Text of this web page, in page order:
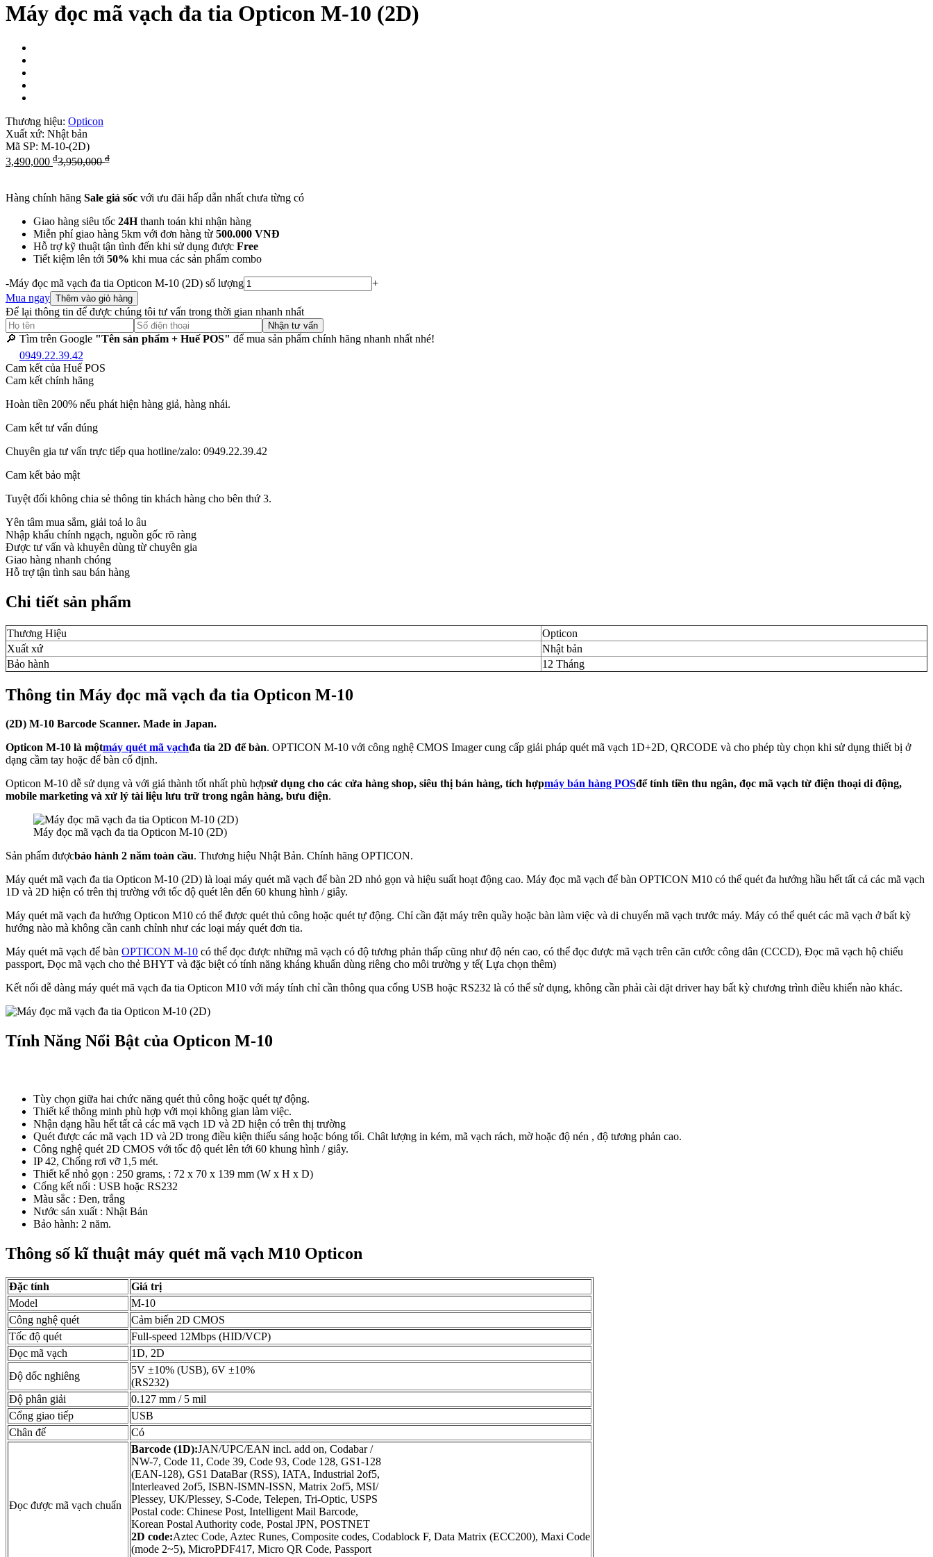
Máy đọc mã vạch đa tia Opticon M-10 (2D)
Thương hiệu: Opticon
Xuất xứ: Nhật bản
Mã SP: M-10-(2D)
3,490,000 ₫3,950,000₫
Hàng chính hãng Sale giá sốc với ưu đãi hấp dẫn nhất chưa từng có
Giao hàng siêu tốc 24Hthanh toán khi nhận hàng
Miễn phí giao hàng 5km với đơn hàng từ 500.000 VNĐ
Hỗ trợ kỹ thuật tận tình đến khi sử dụng được Free
Tiết kiệm lên tới 50% khi mua các sản phẩm combo
-Máy đọc mã vạch đa tia Opticon M-10 (2D) số lượng
+
Mua ngay Thêm vào giỏ hàng
Để lại thông tin để được chúng tôi tư vấn trong thời gian nhanh nhất
Nhận tư vấn
🔎 Tìm trên Google "Tên sản phẩm + Huế POS" để mua sản phẩm chính hãng nhanh nhất nhé!
0949.22.39.42
Cam kết của Huế POS
Cam kết chính hãng
Hoàn tiền 200% nếu phát hiện hàng giả, hàng nhái.
Cam kết tư vấn đúng
Chuyên gia tư vấn trực tiếp qua hotline/zalo: 0949.22.39.42
Cam kết bảo mật
Tuyệt đối không chia sẻ thông tin khách hàng cho bên thứ 3.
Yên tâm mua sắm, giải toả lo âu
Nhập khẩu chính ngạch, nguồn gốc rõ ràng
Được tư vấn và khuyên dùng từ chuyên gia
Giao hàng nhanh chóng
Hỗ trợ tận tình sau bán hàng
Chi tiết sản phẩm
Thương Hiệu
Opticon
Xuất xứ
Nhật bản
Bảo hành
12 Tháng
Thông tin Máy đọc mã vạch đa tia Opticon M-10
(2D) M-10 Barcode Scanner. Made in Japan.
Opticon M-10 là mộtmáy quét mã vạchđa tia 2D để bàn. OPTICON M-10 với công nghệ CMOS Imager cung cấp giải pháp quét mã vạch 1D+2D, QRCODE và cho phép tùy chọn khi sử dụng thiết bị ở
dạng cầm tay hoặc để bàn cố định.
Opticon M-10 dễ sử dụng và với giá thành tốt nhất phù hợpsử dụng cho các cửa hàng shop, siêu thị bán hàng, tích hợpmáy bán hàng POSđể tính tiền thu ngân, đọc mã vạch từ điện thoại di động,
mobile marketing và xử lý tài liệu lưu trữ trong ngân hàng, bưu điện.
Máy đọc mã vạch đa tia Opticon M-10 (2D)
Sản phẩm đượcbảo hành 2 năm toàn cầu. Thương hiệu Nhật Bản. Chính hãng OPTICON.
Máy quét mã vạch đa tia Opticon M-10 (2D) là loại máy quét mã vạch để bàn 2D nhỏ gọn và hiệu suất hoạt động cao. Máy đọc mã vạch để bàn OPTICON M10 có thể quét đa hướng hầu hết tất cả các mã vạch
1D và 2D hiện có trên thị trường với tốc độ quét lên đến 60 khung hình / giây.
Máy quét mã vạch đa hướng Opticon M10 có thể được quét thủ công hoặc quét tự động. Chỉ cần đặt máy trên quầy hoặc bàn làm việc và di chuyển mã vạch trước máy. Máy có thể quét các mã vạch ở bất kỳ
hướng nào mà không cần canh chỉnh như các loại máy quét đơn tia.
Máy quét mã vạch để bàn OPTICON M-10 có thể đọc được những mã vạch có độ tương phản thấp cũng như độ nén cao, có thể đọc được mã vạch trên căn cước công dân (CCCD), Đọc mã vạch hộ chiếu
passport, Đọc mã vạch cho thẻ BHYT và đặc biệt có tính năng kháng khuẩn dùng riêng cho môi trường y tế( Lựa chọn thêm)
Kết nối dễ dàng máy quét mã vạch đa tia Opticon M10 với máy tính chỉ cần thông qua cổng USB hoặc RS232 là có thể sử dụng, không cần phải cài dặt driver hay bất kỳ chương trình điều khiển nào khác.
Tính Năng Nổi Bật của Opticon M-10
Tùy chọn giữa hai chức năng quét thủ công hoặc quét tự động.
Thiết kế thông minh phù hợp với mọi không gian làm việc.
Nhận dạng hầu hết tất cả các mã vạch 1D và 2D hiện có trên thị trường
Quét được các mã vạch 1D và 2D trong điều kiện thiếu sáng hoặc bóng tối. Chât lượng in kém, mã vạch rách, mờ hoặc độ nén , độ tương phản cao.
Công nghệ quét 2D CMOS với tốc độ quét lên tới 60 khung hình / giây.
IP 42, Chống rơi vỡ 1,5 mét.
Thiết kế nhỏ gọn : 250 grams, : 72 x 70 x 139 mm (W x H x D)
Cổng kết nối : USB hoặc RS232
Màu sắc : Đen, trắng
Nước sản xuất : Nhật Bản
Bảo hành: 2 năm.
Thông số kĩ thuật máy quét mã vạch M10 Opticon
Đặc tính
Giá trị
Model
M-10
Công nghệ quét
Cảm biến 2D CMOS
Tốc độ quét
Full-speed 12Mbps (HID/VCP)
Đọc mã vạch
1D, 2D
Độ dốc nghiêng
5V ±10% (USB), 6V ±10%
(RS232)
Độ phân giải
0.127 mm / 5 mil
Cổng giao tiếp
USB
Chân đế
Có
Đọc được mã vạch chuẩn
Barcode (1D):JAN/UPC/EAN incl. add on, Codabar /
NW-7, Code 11, Code 39, Code 93, Code 128, GS1-128
(EAN-128), GS1 DataBar (RSS), IATA, Industrial 2of5,
Interleaved 2of5, ISBN-ISMN-ISSN, Matrix 2of5, MSI/
Plessey, UK/Plessey, S-Code, Telepen, Tri-Optic, USPS
Postal code: Chinese Post, Intelligent Mail Barcode,
Korean Postal Authority code, Postal JPN, POSTNET
2D code:Aztec Code, Aztec Runes, Composite codes, Codablock F, Data Matrix (ECC200), Maxi Code
(mode 2~5), MicroPDF417, Micro QR Code, Passport